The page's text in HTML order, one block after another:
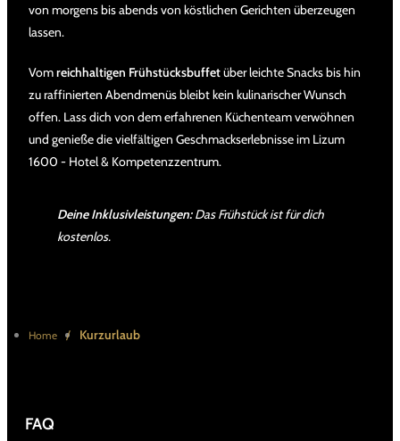
von morgens bis abends von köstlichen Gerichten überzeugen
lassen.
Vomreichhaltigen Frühstücksbuffetüber leichte Snacks bis hin
zu raffinierten Abendmenüs bleibt kein kulinarischer Wunsch
offen. Lass dich von dem erfahrenen Küchenteam verwöhnen
und genieße die vielfältigen Geschmackserlebnisse im Lizum
1600 - Hotel & Kompetenzzentrum.
Deine Inklusivleistungen:Das Frühstück ist für dich
kostenlos.
Home / Kurzurlaub
FAQ